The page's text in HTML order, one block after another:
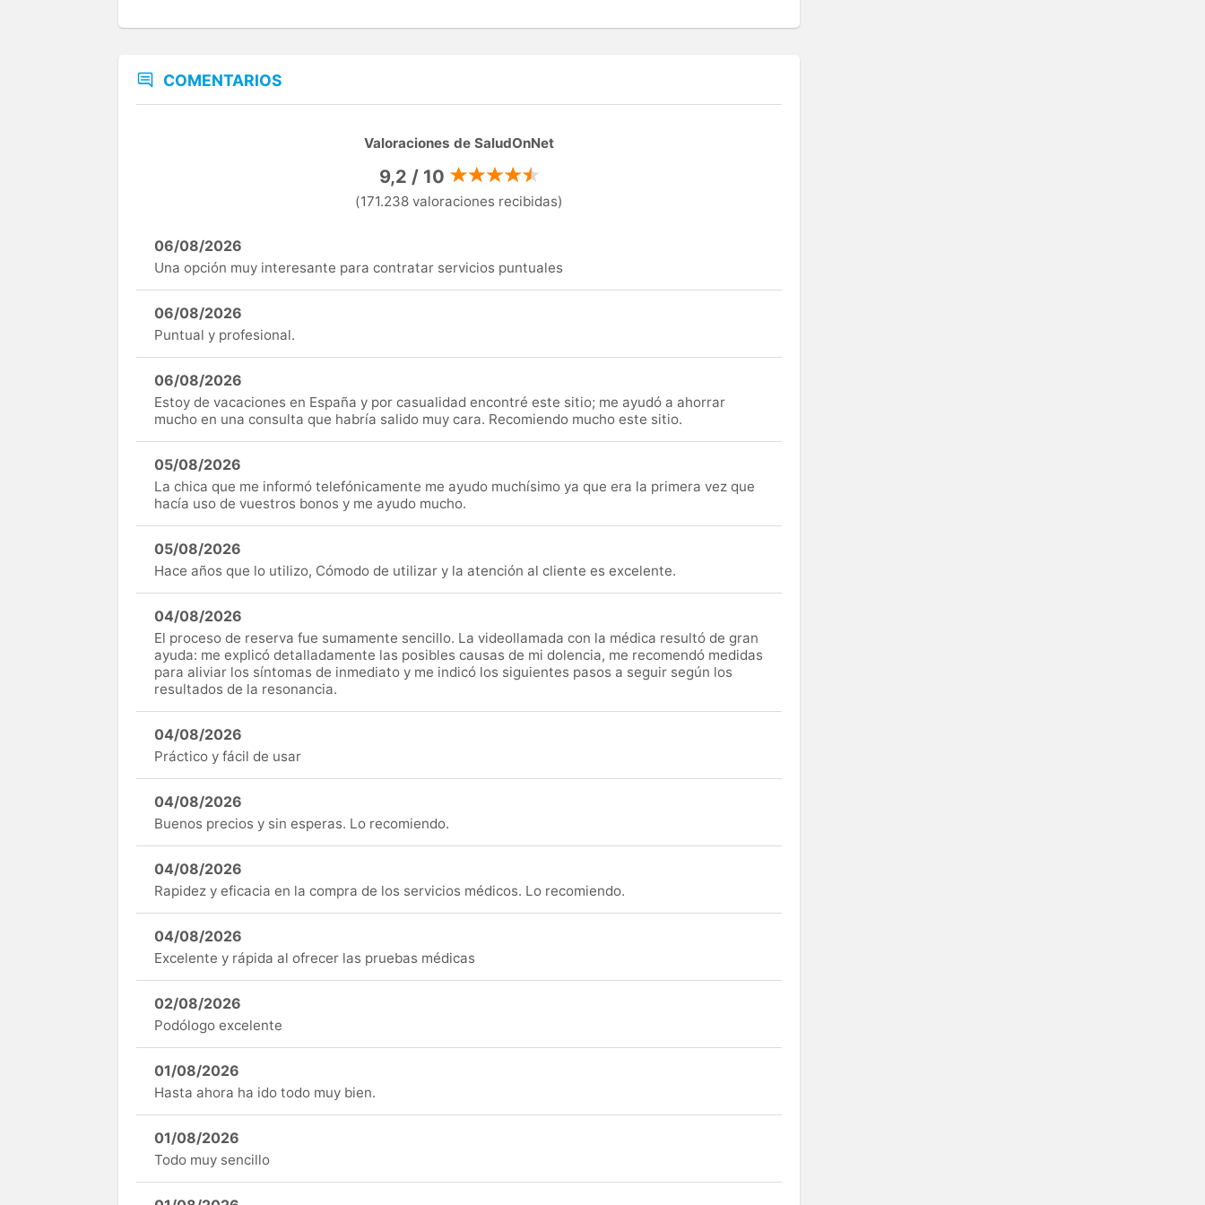
COMENTARIOS
Valoraciones de SaludOnNet
9,2 / 10
(171.238 valoraciones recibidas)
06/08/2026
Una opción muy interesante para contratar servicios puntuales
06/08/2026
Puntual y profesional.
06/08/2026
Estoy de vacaciones en España y por casualidad encontré este sitio; me ayudó a ahorrar
mucho en una consulta que habría salido muy cara. Recomiendo mucho este sitio.
05/08/2026
La chica que me informó telefónicamente me ayudo muchísimo ya que era la primera vez que
hacía uso de vuestros bonos y me ayudo mucho.
05/08/2026
Hace años que lo utilizo, Cómodo de utilizar y la atención al cliente es excelente.
04/08/2026
El proceso de reserva fue sumamente sencillo. La videollamada con la médica resultó de gran
ayuda: me explicó detalladamente las posibles causas de mi dolencia, me recomendó medidas
para aliviar los síntomas de inmediato y me indicó los siguientes pasos a seguir según los
resultados de la resonancia.
04/08/2026
Práctico y fácil de usar
04/08/2026
Buenos precios y sin esperas. Lo recomiendo.
04/08/2026
Rapidez y eficacia en la compra de los servicios médicos. Lo recomiendo.
04/08/2026
Excelente y rápida al ofrecer las pruebas médicas
02/08/2026
Podólogo excelente
01/08/2026
Hasta ahora ha ido todo muy bien.
01/08/2026
Todo muy sencillo